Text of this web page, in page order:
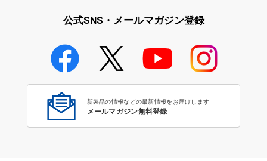
有線キーボード
公式SNS・メールマガジン登録
新製品の情報などの最新情報をお届けします
メールマガジン無料登録